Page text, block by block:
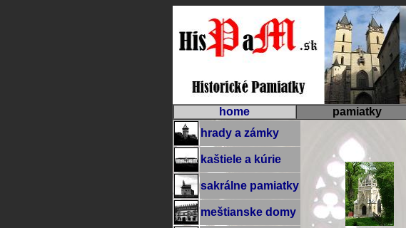
home pamiatky
hrady a zámky
kaštiele a kúrie
sakrálne pamiatky
meštianske domy